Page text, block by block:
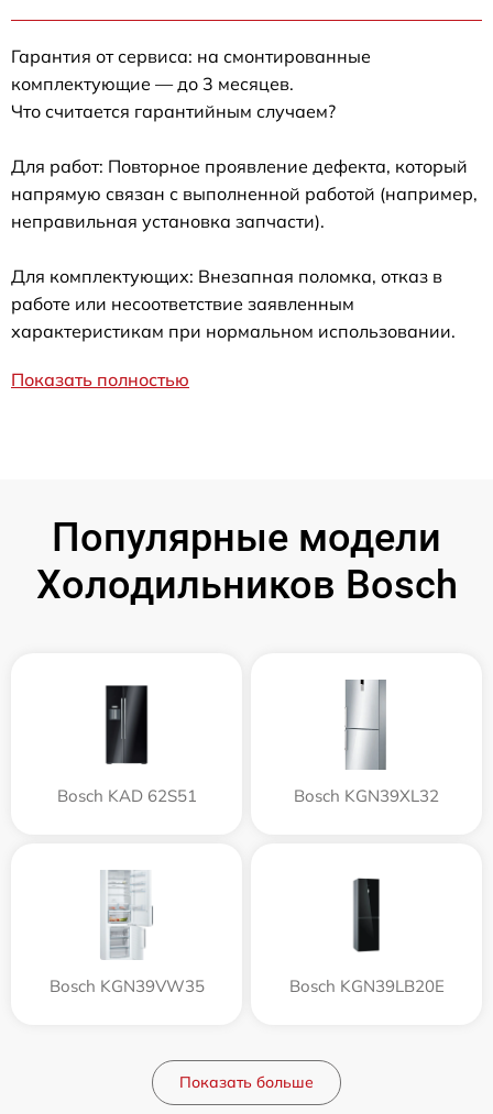
Гарантия от сервиса: на смонтированные
комплектующие — до 3 месяцев.
Что считается гарантийным случаем?
Для работ: Повторное проявление дефекта, который
напрямую связан с выполненной работой (например,
неправильная установка запчасти).
Для комплектующих: Внезапная поломка, отказ в
работе или несоответствие заявленным
характеристикам при нормальном использовании.
Показать полностью
Популярные модели
Холодильников Bosch
Bosch KAD 62S51 Bosch KGN39XL32
Bosch KGN39VW35 Bosch KGN39LB20E
Показать больше